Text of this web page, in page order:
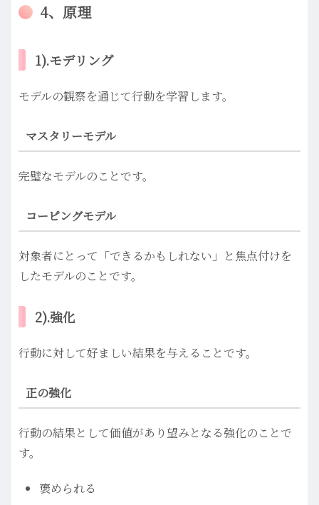
4、原理
1).モデリング
モデルの観察を通じて行動を学習します。
マスタリーモデル
完璧なモデルのことです。
コーピングモデル
対象者にとって「できるかもしれない」と焦点付けを
したモデルのことです。
2).強化
行動に対して好ましい結果を与えることです。
正の強化
行動の結果として価値があり望みとなる強化のことで
す。
褒められる